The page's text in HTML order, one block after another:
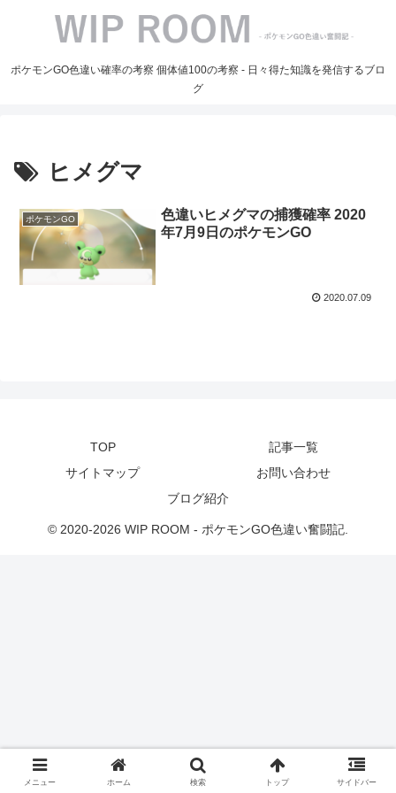
ポケモンGO色違い確率の考察 個体値100の考察 - 日々得た知識を発信するブロ
グ
ヒメグマ
ポケモンGO
色違いヒメグマの捕獲確率 2020
年7月9日のポケモンGO
2020.07.09
TOP
記事一覧
サイトマップ
お問い合わせ
ブログ紹介
© 2020-2026 WIP ROOM - ポケモンGO色違い奮闘記.
メニュー ホーム 検索 トップ サイドバー